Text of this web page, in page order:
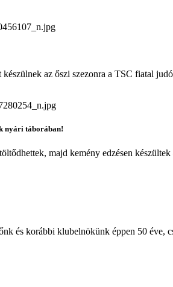
az őszi szezonra a TSC fiatal
nyári táborában!
majd kemény edzésen
és korábbi klubelnökünk éppen 50 éve,